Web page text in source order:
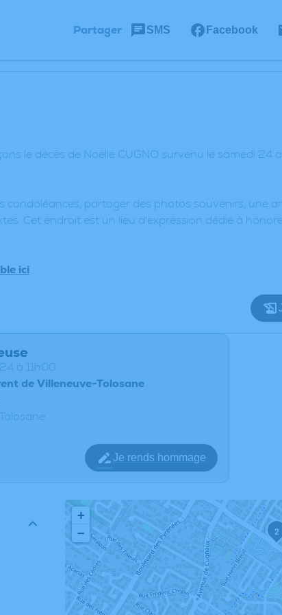
Partager SMS Facebook
le décès de Noelle CUGNO survenu le samedi
condoléances, partager des photos souvenirs, une
Cet endroit est un lieu d'expression dédié à
ici
à 11h00
de Villeneuve-Tolosane
Je rends hommage
2
+
−